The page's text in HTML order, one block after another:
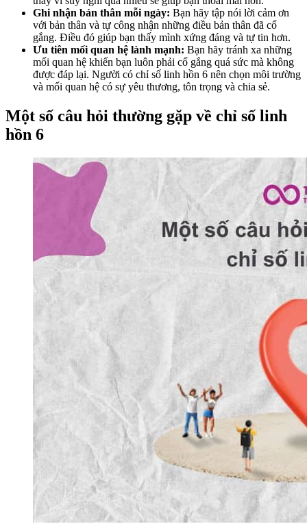
Ghi nhận bản thân mỗi ngày: Bạn hãy tập nói lời cảm ơn
với bản thân và tự công nhận những điều bản thân đã cố
gắng. Điều đó giúp bạn thấy mình xứng đáng và tự tin hơn.
Ưu tiên mối quan hệ lành mạnh: Bạn hãy tránh xa những
mối quan hệ khiến bạn luôn phải cố gắng quá sức mà không
được đáp lại. Người có chỉ số linh hồn 6 nên chọn môi trường
và mối quan hệ có sự yêu thương, tôn trọng và chia sẻ.
Một số câu hỏi thường gặp về chỉ số linh
hồn 6